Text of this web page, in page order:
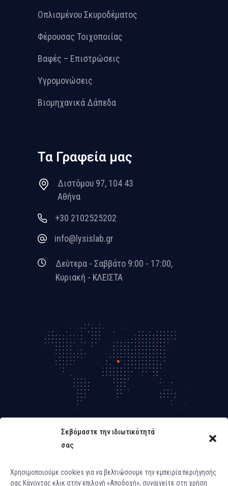
Σεβόμαστε την ιδιωτικότητά
σας
Χρησιμοποιούμε cookies για να βελτιώσουμε την εμπειρία περιήγησής
σας.Κάνοντας κλικ στην επιλογή «Αποδοχή», συναινείτε στη χρήση
Οπλισμένου Σκυροδέματος
Φέρουσας Τοιχοποιίας
Βαφές – Επιστρώσεις
Υγρομονώσεις
Βιομηχανικά Δάπεδα
Τα Γραφεία μας
Διστόμου 97, 104 43
Αθήνα
+30 2102525202
info@lysislab.gr
Δεύτερα - Σαββάτο 9:00 - 17:00,
Κυριακή - ΚΛΕΙΣΤΑ